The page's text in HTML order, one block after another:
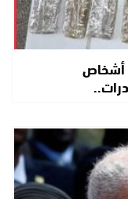
فرقة مكافحة العصابات طَاحْتْ عْلَى 2 أشخاص